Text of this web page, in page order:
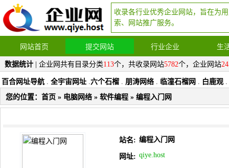
收录各行业优秀企业网站，旨在为
索、网站推广服务。
网站首页 提交网站 行业企业 生
数据统计 | 企业网共有目录分类113个，共收录网站5782个，企业网站
百合网址导航 . 全宇宙网址 .六个石榴 . 朋涛网络 . 临潼石榴网 . 白鹿观 .
您的位置： 首页 » 电脑网络 » 软件编程 » 编程入门网
站名: 编程入门网
网址: qiye.host